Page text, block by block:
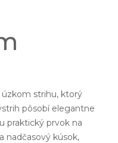
strihu, ktorý
pôsobí elegantne
praktický prvok na
nadčasový kúsok,